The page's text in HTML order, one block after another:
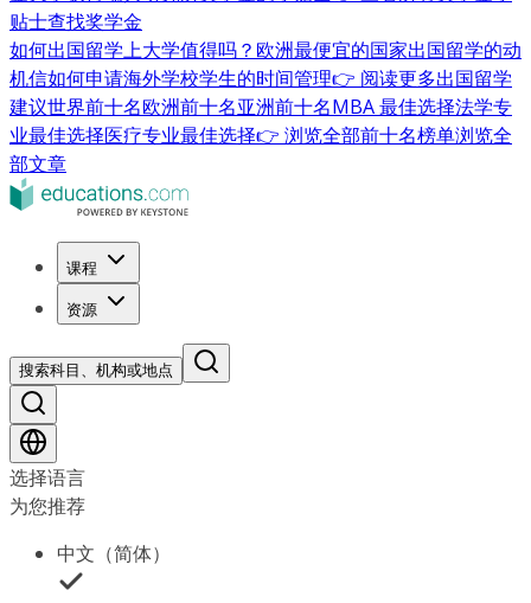
贴士查找奖学金
如何出国留学上大学值得吗？ 欧洲最便宜的国家出国留学的动
机信如何申请海外学校学生的时间管理👉 阅读更多出国留学
建议世界前十名欧洲前十名亚洲前十名MBA 最佳选择法学专
业最佳选择医疗专业最佳选择👉 浏览全部前十名榜单浏览全
部文章
课程
资源
搜索科目、机构或地点
选择语言
为您推荐
中文（简体）